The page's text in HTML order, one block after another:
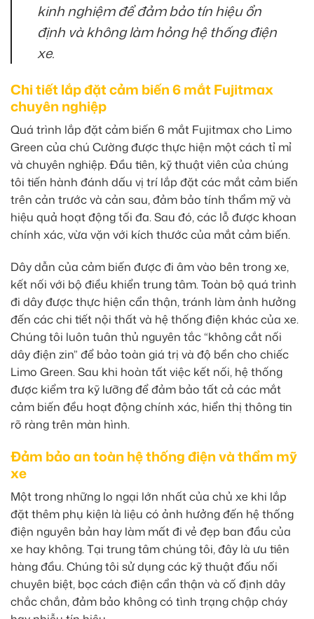
kinh nghiệm để đảm bảo tín hiệu ổn
định và không làm hỏng hệ thống điện
xe.
Chi tiết lắp đặt cảm biến 6 mắt Fujitmax
chuyên nghiệp
Quá trình lắp đặt cảm biến 6 mắt Fujitmax cho Limo
Green của chú Cường được thực hiện một cách tỉ mỉ
và chuyên nghiệp. Đầu tiên, kỹ thuật viên của chúng
tôi tiến hành đánh dấu vị trí lắp đặt các mắt cảm biến
trên cản trước và cản sau, đảm bảo tính thẩm mỹ và
hiệu quả hoạt động tối đa. Sau đó, các lỗ được khoan
chính xác, vừa vặn với kích thước của mắt cảm biến.
Dây dẫn của cảm biến được đi âm vào bên trong xe,
kết nối với bộ điều khiển trung tâm. Toàn bộ quá trình
đi dây được thực hiện cẩn thận, tránh làm ảnh hưởng
đến các chi tiết nội thất và hệ thống điện khác của xe.
Chúng tôi luôn tuân thủ nguyên tắc “không cắt nối
dây điện zin” để bảo toàn giá trị và độ bền cho chiếc
Limo Green. Sau khi hoàn tất việc kết nối, hệ thống
được kiểm tra kỹ lưỡng để đảm bảo tất cả các mắt
cảm biến đều hoạt động chính xác, hiển thị thông tin
rõ ràng trên màn hình.
Đảm bảo an toàn hệ thống điện và thẩm mỹ
xe
Một trong những lo ngại lớn nhất của chủ xe khi lắp
đặt thêm phụ kiện là liệu có ảnh hưởng đến hệ thống
điện nguyên bản hay làm mất đi vẻ đẹp ban đầu của
xe hay không. Tại trung tâm chúng tôi, đây là ưu tiên
hàng đầu. Chúng tôi sử dụng các kỹ thuật đấu nối
chuyên biệt, bọc cách điện cẩn thận và cố định dây
chắc chắn, đảm bảo không có tình trạng chập cháy